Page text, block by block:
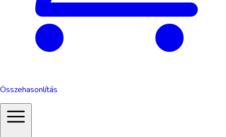
Összehasonlítás